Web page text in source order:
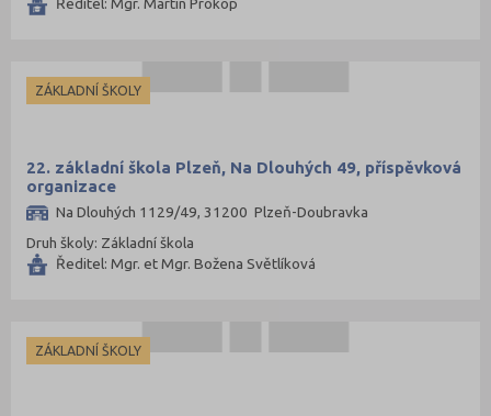
Ředitel: Mgr. Martin Prokop
ZÁKLADNÍ ŠKOLY
22. základní škola Plzeň, Na Dlouhých 49, příspěvková
organizace
Na Dlouhých 1129/49, 31200 Plzeň-Doubravka
Druh školy: Základní škola
Ředitel: Mgr. et Mgr. Božena Světlíková
ZÁKLADNÍ ŠKOLY